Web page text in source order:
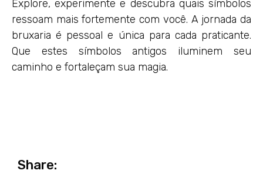
Explore, experimente e descubra quais símbolos
ressoam mais fortemente com você. A jornada da
bruxaria é pessoal e única para cada praticante.
Que estes símbolos antigos iluminem seu
caminho e fortaleçam sua magia.
Share: